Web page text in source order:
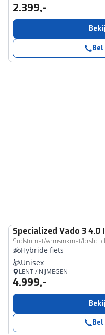
2.399,-
Specialized Vado 3
Sndstnmet/wrmsmkmet/brshcp
Hybride fiets
Unisex
LENT / NIJMEGEN
4.999,-